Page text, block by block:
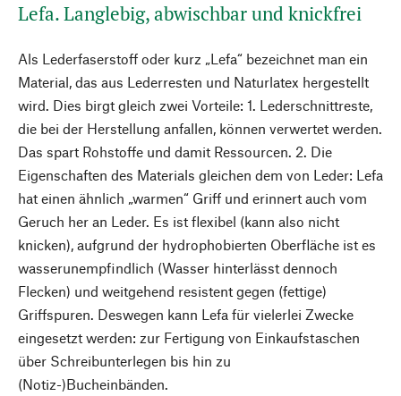
Lefa. Langlebig, abwischbar und knickfrei
Als Lederfaserstoff oder kurz „Lefa“ bezeichnet man ein
Material, das aus Lederresten und Naturlatex hergestellt
wird. Dies birgt gleich zwei Vorteile: 1. Lederschnittreste,
die bei der Herstellung anfallen, können verwertet werden.
Das spart Rohstoffe und damit Ressourcen. 2. Die
Eigenschaften des Materials gleichen dem von Leder: Lefa
hat einen ähnlich „warmen“ Griff und erinnert auch vom
Geruch her an Leder. Es ist flexibel (kann also nicht
knicken), aufgrund der hydrophobierten Oberfläche ist es
wasserunempfindlich (Wasser hinterlässt dennoch
Flecken) und weitgehend resistent gegen (fettige)
Griffspuren. Deswegen kann Lefa für vielerlei Zwecke
eingesetzt werden: zur Fertigung von Einkaufstaschen
über Schreibunterlegen bis hin zu
(Notiz-)Bucheinbänden.